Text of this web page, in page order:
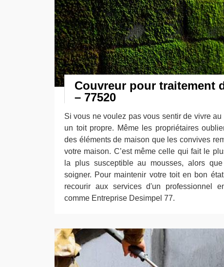
Couvreur pour traitement
– 77520
Si vous ne voulez pas vous sentir de vivre
un toit propre. Même les propriétaires
des éléments de maison que les convives
votre maison. C’est même celle qui fait le
la plus susceptible au mousses, alors
soigner. Pour maintenir votre toit en bon
recourir aux services d'un professionnel
comme Entreprise Desimpel 77.